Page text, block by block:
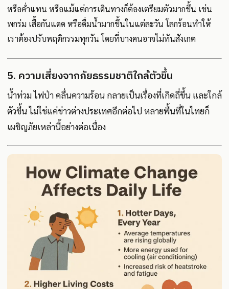
หรือค่ำแทน หรือแม้แต่การเดินทางก็ต้องเตรียมตัวมากขึ้น เช่น
พกร่ม เสื้อกันแดด หรือดื่มน้ำมากขึ้นในแต่ละวัน โลกร้อนทำให้
เราต้องปรับพฤติกรรมทุกวัน โดยที่บางคนอาจไม่ทันสังเกต
5. ความเสี่ยงจากภัยธรรมชาติใกล้ตัวขึ้น
น้ำท่วม ไฟป่า คลื่นความร้อน กลายเป็นเรื่องที่เกิดถี่ขึ้น และใกล้
ตัวขึ้น ไม่ใช่แค่ข่าวต่างประเทศอีกต่อไป หลายพื้นที่ในไทยก็
เผชิญภัยเหล่านี้อย่างต่อเนื่อง